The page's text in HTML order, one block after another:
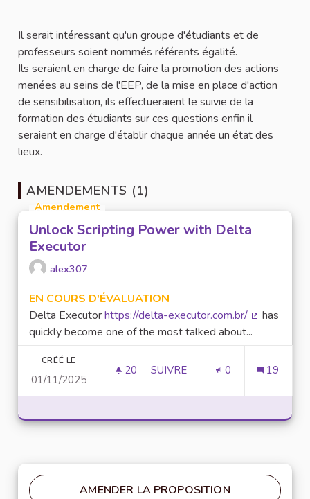
Il serait intéressant qu'un groupe d'étudiants et de
professeurs soient nommés référents égalité.
Ils seraient en charge de faire la promotion des actions
menées au seins de l'EEP, de la mise en place d'action
de sensibilisation, ils effectueraient le suivie de la
formation des étudiants sur ces questions enfin il
seraient en charge d'établir chaque année un état des
lieux.
AMENDEMENTS (1)
Amendement
Unlock Scripting Power with Delta
Executor
alex307
EN COURS D'ÉVALUATION
Delta Executorhttps://delta-executor.com.br/
has
quickly become one of the most talked about...
CRÉÉ LE
01/11/2025
20 20 ABONNÉS
SUIVRE 0 19
AMENDER LA PROPOSITION